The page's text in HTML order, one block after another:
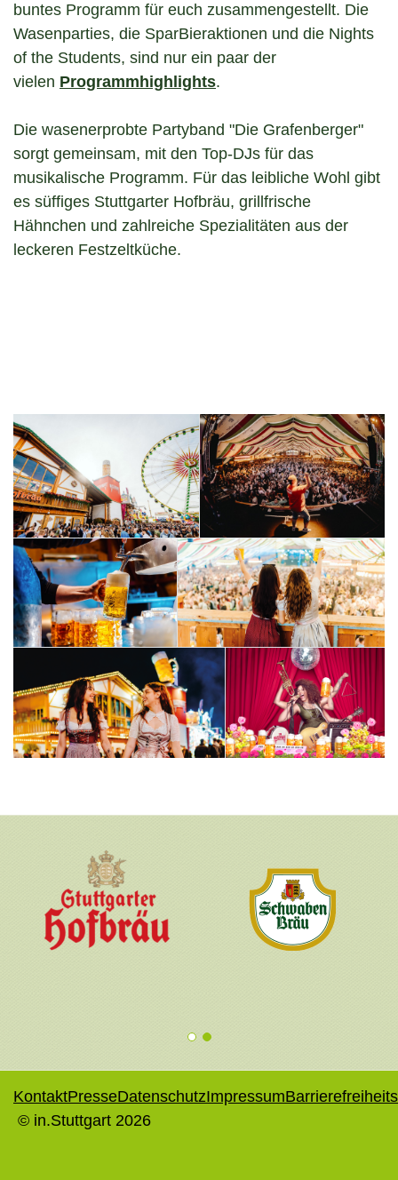
buntes Programm für euch zusammengestellt. Die
Wasenparties, die SparBieraktionen und die Nights
of the Students, sind nur ein paar der
vielen Programmhighlights.
Die wasenerprobte Partyband "Die Grafenberger"
sorgt gemeinsam, mit den Top-DJs für das
musikalische Programm. Für das leibliche Wohl gibt
es süffiges Stuttgarter Hofbräu, grillfrische
Hähnchen und zahlreiche Spezialitäten aus der
leckeren Festzeltküche.
1 2
KontaktPresseDatenschutzImpressum
© in.Stuttgart 2026